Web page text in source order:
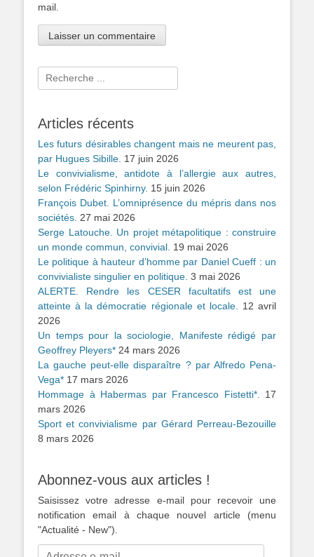
mail.
Rechercher :
Articles récents
Les futurs désirables changent mais ne meurent pas,
par Hugues Sibille. 17 juin 2026
Le convivialisme, antidote à l’allergie aux autres,
selon Frédéric Spinhirny. 15 juin 2026
François Dubet. L’omniprésence du mépris dans nos
sociétés. 27 mai 2026
Serge Latouche. Un projet métapolitique : construire
un monde commun, convivial. 19 mai 2026
Le politique à hauteur d’homme par Daniel Cueff : un
convivialiste singulier en politique. 3 mai 2026
ALERTE. Rendre les CESER facultatifs est une
atteinte à la démocratie régionale et locale.
12 avril
2026
Un temps pour la sociologie, Manifeste rédigé par
Geoffrey Pleyers* 24 mars 2026
La gauche peut-elle disparaître ? par Alfredo Pena-
Vega* 17 mars 2026
Hommage à Habermas par Francesco Fistetti*.
17
mars 2026
Sport et convivialisme par Gérard Perreau-Bezouille
8 mars 2026
Abonnez-vous aux articles !
Saisissez votre adresse e-mail pour recevoir une
notification email à chaque nouvel article (menu
"Actualité - New").
Adresse